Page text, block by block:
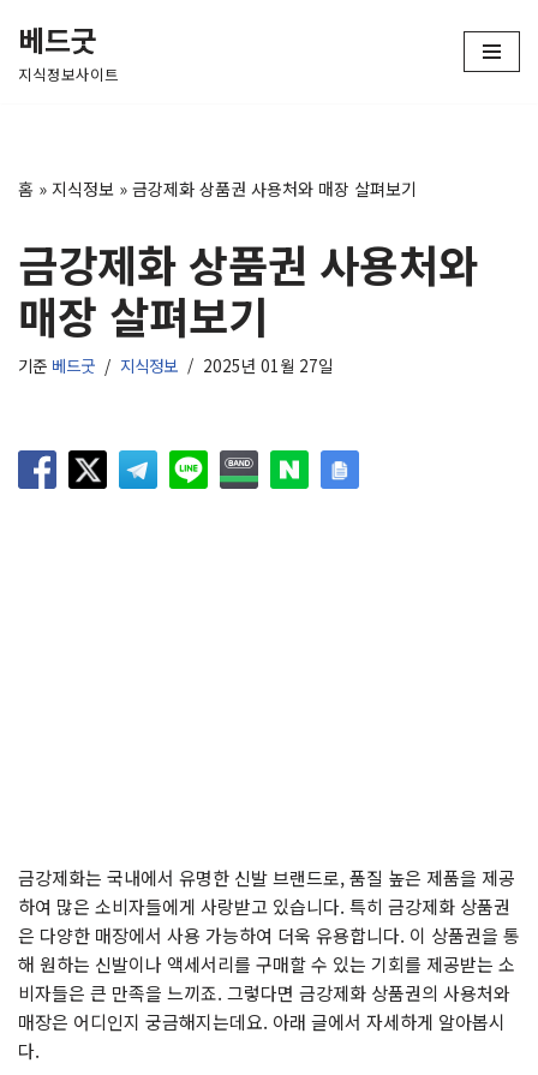
콘
건
기
베드굿
지식정보사이트
홈 » 지식정보 » 금강제화 상품권 사용처와 매장 살펴보기
금강제화 상품권 사용처와
매장 살펴보기
기준 베드굿 지식정보 2025년 01월 27일
금강제화는 국내에서 유명한 신발 브랜드로, 품질 높은 제품을 제공
하여 많은 소비자들에게 사랑받고 있습니다. 특히 금강제화 상품권
은 다양한 매장에서 사용 가능하여 더욱 유용합니다. 이 상품권을 통
해 원하는 신발이나 액세서리를 구매할 수 있는 기회를 제공받는 소
비자들은 큰 만족을 느끼죠. 그렇다면 금강제화 상품권의 사용처와
매장은 어디인지 궁금해지는데요. 아래 글에서 자세하게 알아봅시
다.